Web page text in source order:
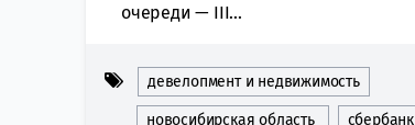
очереди — III...
девелопмент и недвижимость
новосибирская область сбербанк